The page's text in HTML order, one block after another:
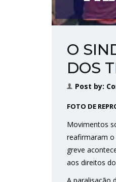
O
DOS
Post by:
FOTO DE
Movimentos
reafirmaram o
greve
aos direitos
A paralisação